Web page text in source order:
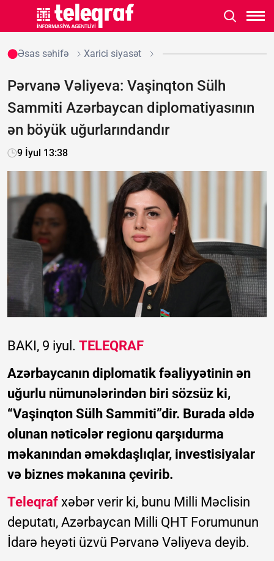
Əsas səhifə Xarici siyasət
Pərvanə Vəliyeva: Vaşinqton Sülh
Sammiti Azərbaycan diplomatiyasının
ən böyük uğurlarındandır
9 İyul 13:38
BAKI, 9 iyul. TELEQRAF
Azərbaycanın diplomatik fəaliyyətinin ən
uğurlu nümunələrindən biri sözsüz ki,
“Vaşinqton Sülh Sammiti”dir. Burada əldə
olunan nəticələr regionu qarşıdurma
məkanından əməkdaşlıqlar, investisiyalar
və biznes məkanına çevirib.
Teleqraf xəbər verir ki, bunu Milli Məclisin
deputatı, Azərbaycan Milli QHT Forumunun
İdarə heyəti üzvü Pərvanə Vəliyeva deyib.